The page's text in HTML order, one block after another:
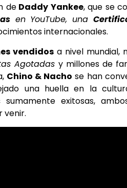
deDaddy Yankee, que se
en YouTube, una
internacionales.
vendidosa nivel mundial,
Agotadasy millones de
Chino & Nacho se han
una huella en la
exitosas,
venir.